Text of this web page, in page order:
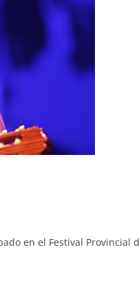
en el Festival Provincial